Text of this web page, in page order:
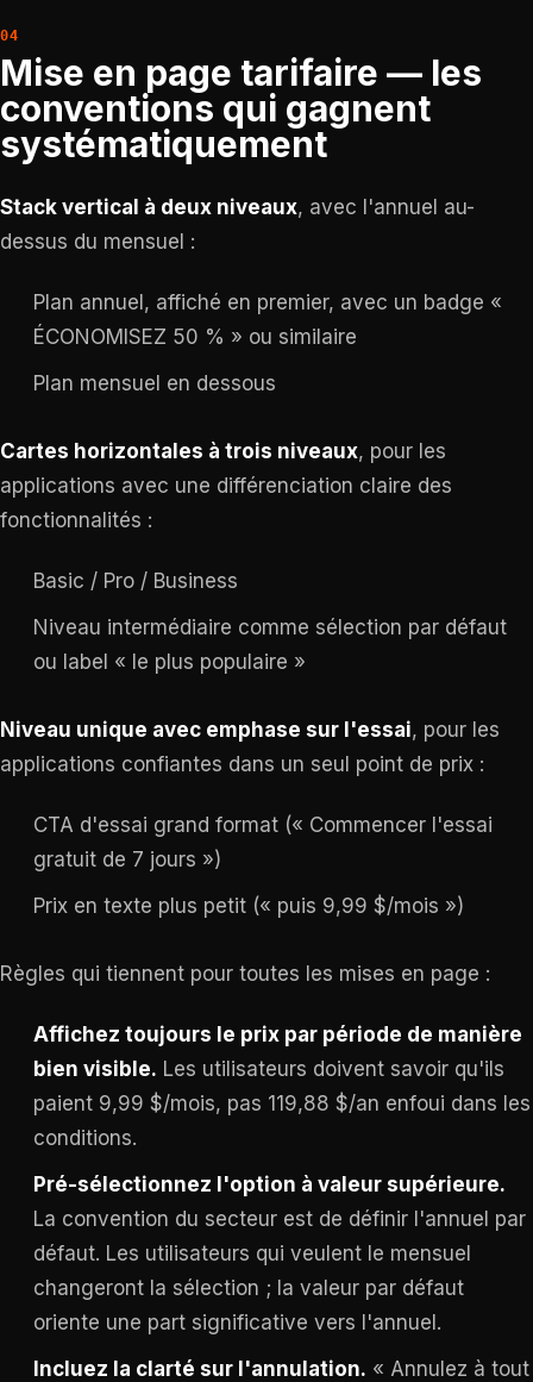
Mise en page tarifaire — les
conventions qui gagnent
systématiquement
Stack vertical à deux niveaux, avec l'annuel au-
dessus du mensuel :
Plan annuel, affiché en premier, avec un badge «
ÉCONOMISEZ 50 % » ou similaire
Plan mensuel en dessous
Cartes horizontales à trois niveaux, pour les
applications avec une différenciation claire des
fonctionnalités :
Basic / Pro / Business
Niveau intermédiaire comme sélection par défaut
ou label « le plus populaire »
Niveau unique avec emphase sur l'essai, pour les
applications confiantes dans un seul point de prix :
CTA d'essai grand format (« Commencer l'essai
gratuit de 7 jours »)
Prix en texte plus petit (« puis 9,99 $/mois »)
Règles qui tiennent pour toutes les mises en page :
Affichez toujours le prix par période de manière
bien visible. Les utilisateurs doivent savoir qu'ils
paient 9,99 $/mois, pas 119,88 $/an enfoui dans les
conditions.
Pré-sélectionnez l'option à valeur supérieure.
La convention du secteur est de définir l'annuel par
défaut. Les utilisateurs qui veulent le mensuel
changeront la sélection ; la valeur par défaut
oriente une part significative vers l'annuel.
Incluez la clarté sur l'annulation. « Annulez à tout